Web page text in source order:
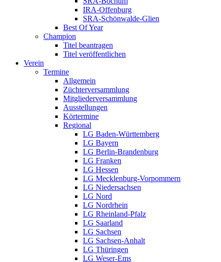
IRA-Offenburg
SRA-Schönwalde-Glien
Best Of Year
Champion
Titel beantragen
Titel veröffentlichen
Verein
Termine
Allgemein
Züchterversammlung
Mitgliederversammlung
Ausstellungen
Körtermine
Regional
LG Baden-Württemberg
LG Bayern
LG Berlin-Brandenburg
LG Franken
LG Hessen
LG Mecklenburg-Vorpommern
LG Niedersachsen
LG Nord
LG Nordrhein
LG Rheinland-Pfalz
LG Saarland
LG Sachsen
LG Sachsen-Anhalt
LG Thüringen
LG Weser-Ems